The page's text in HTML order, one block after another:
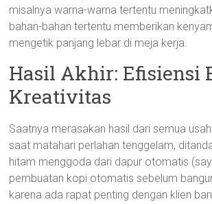
misalnya warna-warna tertentu
bahan-bahan tertentu memberikan
mengetik panjang lebar di meja kerja.
Hasil Akhir: Efisiensi
Kreativitas
Saatnya merasakan hasil dari semua
saat matahari perlahan tenggelam,
hitam menggoda dari dapur otomatis
pembuatan kopi otomatis sebelum
karena ada rapat penting dengan klien